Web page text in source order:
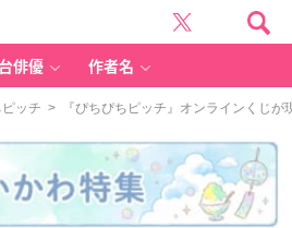
俳優 作者名
ッチ > 『ぴちぴちピッチ』オンラインくじが